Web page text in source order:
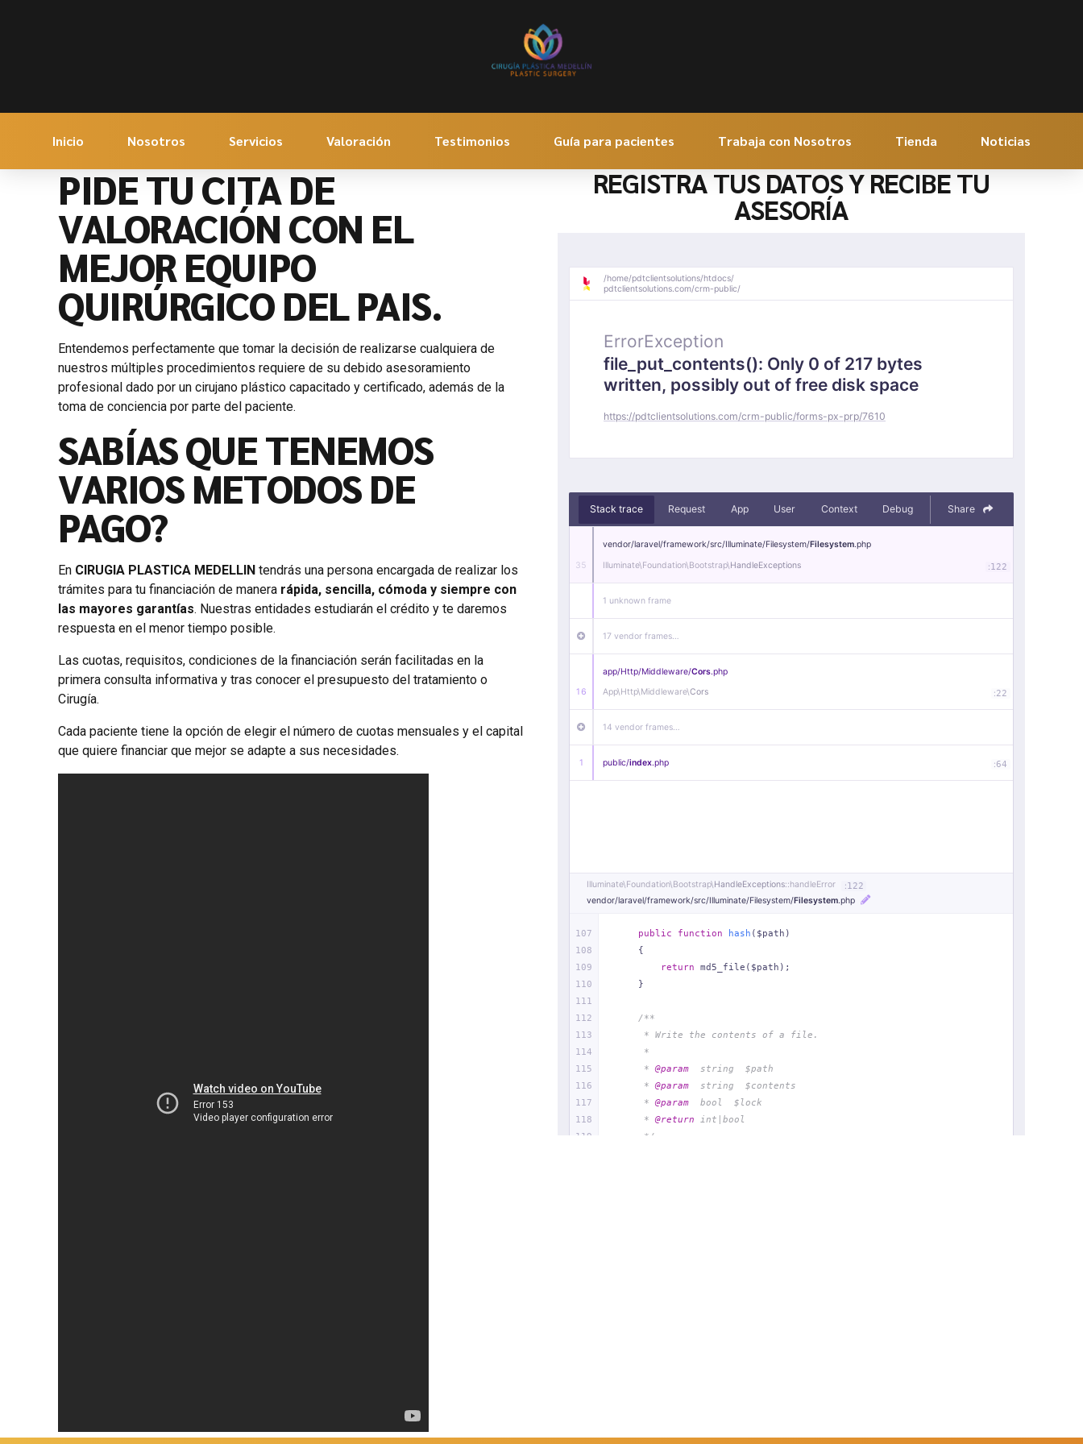
Inicio Nosotros Servicios Valoración Testimonios Guía para pacientes Trabaja con Nosotros Tienda Noticias
PIDE TU CITA DE
VALORACIÓN CON EL
MEJOR EQUIPO
QUIRÚRGICO DEL PAIS.
Entendemos perfectamente que tomar la decisión de realizarse cualquiera de
nuestros múltiples procedimientos requiere de su debido asesoramiento
profesional dado por un cirujano plástico capacitado y certificado, además de la
toma de conciencia por parte del paciente.
SABÍAS QUE TENEMOS
VARIOS METODOS DE
PAGO?
En CIRUGIA PLASTICA MEDELLIN tendrás una persona encargada de realizar los
trámites para tu financiación de manera rápida, sencilla, cómoda y siempre con
las mayores garantías. Nuestras entidades estudiarán el crédito y te daremos
respuesta en el menor tiempo posible.
Las cuotas, requisitos, condiciones de la financiación serán facilitadas en la
primera consulta informativa y tras conocer el presupuesto del tratamiento o
Cirugía.
Cada paciente tiene la opción de elegir el número de cuotas mensuales y el capital
que quiere financiar que mejor se adapte a sus necesidades.
REGISTRA TUS DATOS Y RECIBE TU
ASESORÍA